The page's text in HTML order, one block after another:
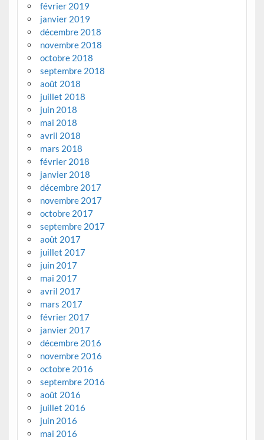
février 2019
janvier 2019
décembre 2018
novembre 2018
octobre 2018
septembre 2018
août 2018
juillet 2018
juin 2018
mai 2018
avril 2018
mars 2018
février 2018
janvier 2018
décembre 2017
novembre 2017
octobre 2017
septembre 2017
août 2017
juillet 2017
juin 2017
mai 2017
avril 2017
mars 2017
février 2017
janvier 2017
décembre 2016
novembre 2016
octobre 2016
septembre 2016
août 2016
juillet 2016
juin 2016
mai 2016